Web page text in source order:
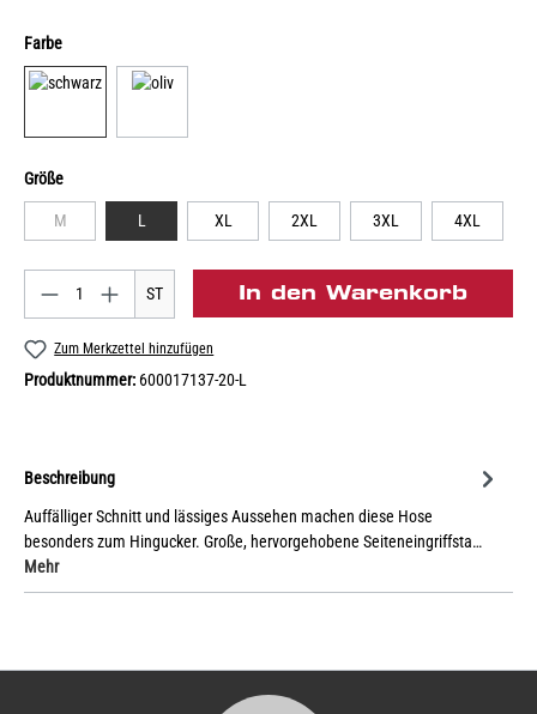
Farbe
Größe
M L XL 2XL 3XL 4XL
ST In den Warenkorb
Zum Merkzettel hinzufügen
Produktnummer: 600017137-20-L
Beschreibung
Auffälliger Schnitt und lässiges Aussehen machen diese Hose
besonders zum Hingucker. Große, hervorgehobene Seiteneingriffsta…
Mehr